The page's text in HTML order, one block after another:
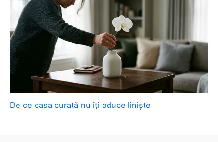
De ce casa curată nu îți aduce liniște